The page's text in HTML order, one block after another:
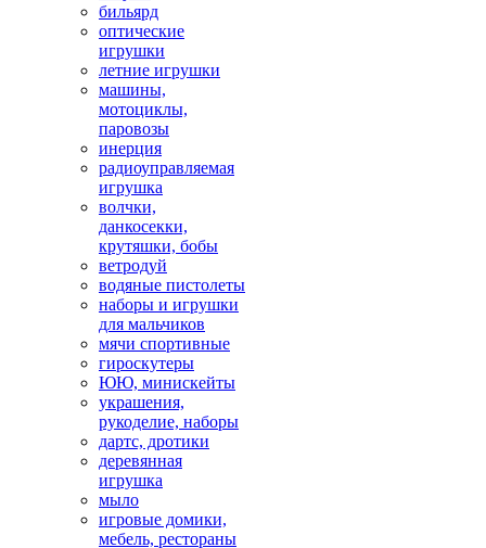
бильярд
оптические
игрушки
летние игрушки
машины,
мотоциклы,
паровозы
инерция
радиоуправляемая
игрушка
волчки,
данкосекки,
крутяшки, бобы
ветродуй
водяные пистолеты
наборы и игрушки
для мальчиков
мячи спортивные
гироскутеры
ЮЮ, минискейты
украшения,
рукоделие, наборы
дартс, дротики
деревянная
игрушка
мыло
игровые домики,
мебель, рестораны